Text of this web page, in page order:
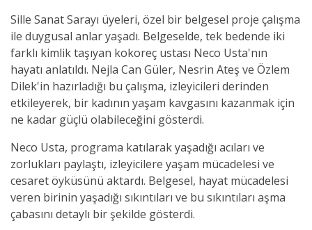
Sille Sanat Sarayı üyeleri, özel bir belgesel proje çalışma
ile duygusal anlar yaşadı. Belgeselde, tek bedende iki
farklı kimlik taşıyan kokoreç ustası Neco Usta'nın
hayatı anlatıldı. Nejla Can Güler, Nesrin Ateş ve Özlem
Dilek'in hazırladığı bu çalışma, izleyicileri derinden
etkileyerek, bir kadının yaşam kavgasını kazanmak için
ne kadar güçlü olabileceğini gösterdi.
Neco Usta, programa katılarak yaşadığı acıları ve
zorlukları paylaştı, izleyicilere yaşam mücadelesi ve
cesaret öyküsünü aktardı. Belgesel, hayat mücadelesi
veren birinin yaşadığı sıkıntıları ve bu sıkıntıları aşma
çabasını detaylı bir şekilde gösterdi.